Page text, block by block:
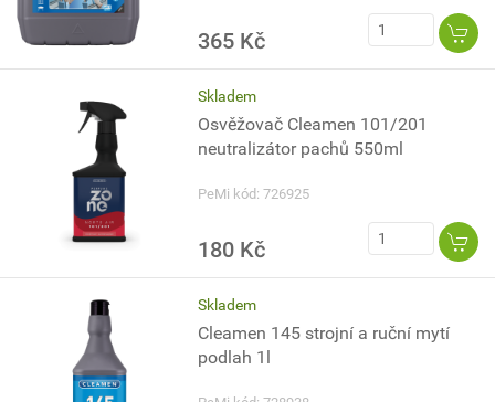
365 Kč
Skladem
Osvěžovač Cleamen 101/201
neutralizátor pachů 550ml
PeMi kód: 726925
180 Kč
Skladem
Cleamen 145 strojní a ruční mytí
podlah 1l